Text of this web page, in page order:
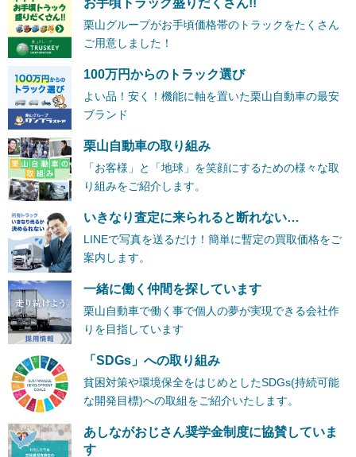
栗山グループがお手頃価格帯のトラックをたくさん
ご用意しました！
100万円からのトラック選び
よい品！安く！機能に軸を置いた栗山自動車の最安
ブランド
栗山自動車の取り組み
「お客様」と「地球」を笑顔にするための様々な取
り組みをご紹介します。
いきなり査定に来られると断れない…
LINEで写真を送るだけ！簡単に暫定の買取価格をご
案内します。
一緒に働く仲間を探しています
栗山自動車で働く事で個人の夢が実現できる会社作
りを目指しています
「SDGs」への取り組み
貧困対策や環境保全をはじめとしたSDGs(持続可能
な開発目標)への取組をご紹介いたします。
あしながおじさん奨学金制度に協賛していま
す